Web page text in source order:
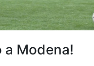
Modena!